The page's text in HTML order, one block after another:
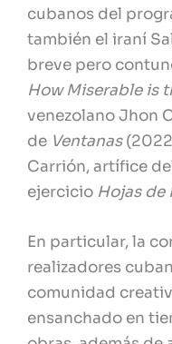
cubanos del
también el iraní
breve pero
How Miserable is
venezolano Jhon
de Ventanas
Carrión, artífice
ejercicio Hojas de
En particular, la
realizadores
comunidad
ensanchado en